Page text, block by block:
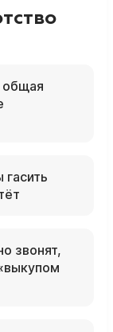
общая
звонят,